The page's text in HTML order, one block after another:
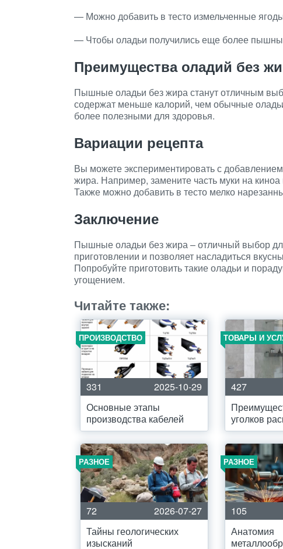
— Можно добавить в тесто измельченные
— Чтобы оладьи получились еще более
Преимущества оладий без
Пышные оладьи без жира станут отличным
содержат меньше калорий, чем обычные
более полезными для здоровья.
Вариации рецепта
Вы можете экспериментировать с
жира. Например, замените часть муки на
Также можно добавить в тесто мелко
Заключение
Пышные оладьи без жира – отличный выбор
приготовлении и позволяет насладиться
Попробуйте приготовить такие оладьи и
угощением.
Читайте также:
ПРОИЗВОДСТВО
331
2025-10-29
Основные этапы
производства кабелей
ТОВАРЫ И
427
уголков
РАЗНОЕ
72
2026-07-27
Тайны геологических
изысканий
РАЗНОЕ
105
Анатомия